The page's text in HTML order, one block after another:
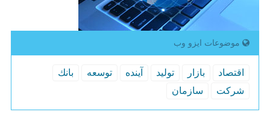
موضوعات ایزو وب
اقتصاد بازار تولید آینده توسعه
بانك
شركت
سازمان